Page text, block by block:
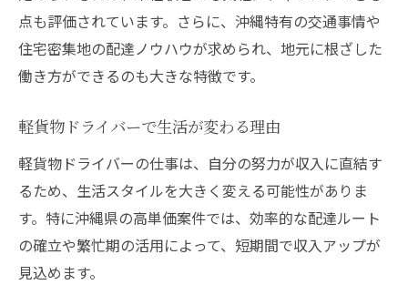
点も評価されています。さらに、沖縄特有の交通事情や
住宅密集地の配達ノウハウが求められ、地元に根ざした
働き方ができるのも大きな特徴です。
軽貨物ドライバーで生活が変わる理由
軽貨物ドライバーの仕事は、自分の努力が収入に直結す
るため、生活スタイルを大きく変える可能性がありま
す。特に沖縄県の高単価案件では、効率的な配達ルート
の確立や繁忙期の活用によって、短期間で収入アップが
見込めます。